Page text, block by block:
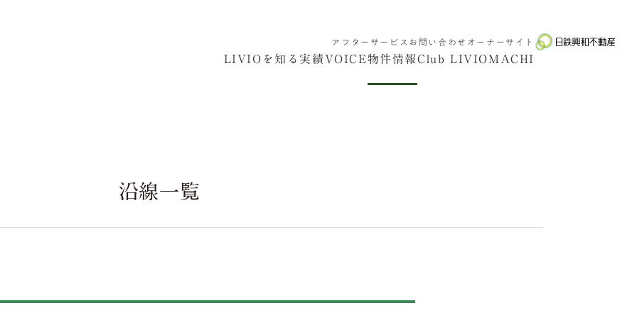
アフターサービス お問い合わせ オーナーサイト
LIVIOを知る 実績VOICE物件情報Club LIVIOMACHI
沿線一覧